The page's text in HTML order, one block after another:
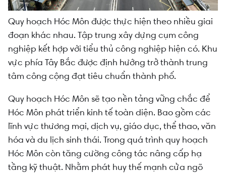
Quy hoạch Hóc Môn được thực hiện theo nhiều giai
đoạn khác nhau. Tập trung xây dựng cụm công
nghiệp kết hợp với tiểu thủ công nghiệp hiện có. Khu
vực phía Tây Bắc được định hướng trở thành trung
tâm công cộng đạt tiêu chuẩn thành phố.
Quy hoạch Hóc Môn sẽ tạo nền tảng vững chắc để
Hóc Môn phát triển kinh tế toàn diện. Bao gồm các
lĩnh vực thương mại, dịch vụ, giáo dục, thể thao, văn
hóa và du lịch sinh thái. Trong quá trình quy hoạch
Hóc Môn còn tăng cường công tác nâng cấp hạ
tầng kỹ thuật. Nhằm phát huy thế mạnh cửa ngõ